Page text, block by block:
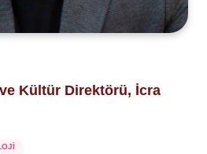
Kültür Direktörü, İcra